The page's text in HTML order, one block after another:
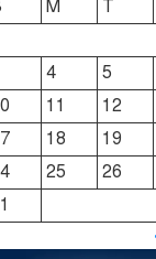
M T
4 5
11 12
18 19
25 26